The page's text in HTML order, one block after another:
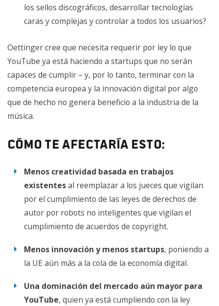
los sellos discográficos, desarrollar tecnologías
caras y complejas y controlar a todos los usuarios?
Oettinger cree que necesita requerir por ley lo que
YouTube ya está haciendo a startups que no serán
capaces de cumplir – y, por lo tanto, terminar con la
competencia europea y la innovación digital por algo
que de hecho no genera beneficio a la industria de la
música.
Cómo te afectaría esto:
Menos creatividad basada en trabajos
existentesal reemplazar a los jueces que vigilan
por el cumplimiento de las leyes de derechos de
autor por robots no inteligentes que vigilan el
cumplimiento de acuerdos de copyright.
Menos innovación y menos startups, poniendo a
la UE aún más a la cola de la economía digital.
Una dominación del mercado aún mayor para
YouTube, quien ya está cumpliendo con la ley